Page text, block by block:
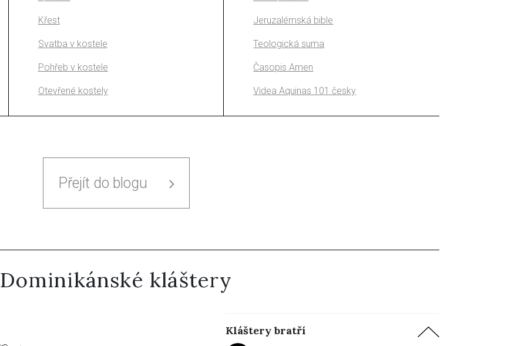
Křest
Svatba v kostele
Pohřeb v kostele
Otevřené kostely
Jeruzalémská bible
Teologická suma
Časopis Amen
Videa Aquinas 101 česky
Přejít do blogu
Dominikánské kláštery
Kláštery bratří